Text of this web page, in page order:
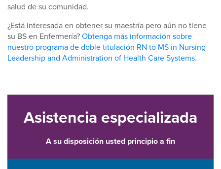
salud de su comunidad.
¿Está interesada en obtener su maestría pero aún no tiene
su BS en Enfermería?Obtenga más información sobre
nuestro programa de doble titulación RN to MS in Nursing
Leadership and Administration of Health Care Systems.
Asistencia especializada
A su disposición usted principio a fin